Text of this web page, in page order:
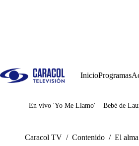
InicioProgramas
Juegos
En vivo 'Yo Me Llamo' Bebé de
Caracol TV / Contenido / El